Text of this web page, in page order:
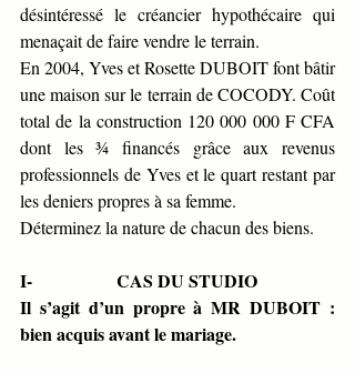
désintéressé le créancier hypothécaire qui
menaçait de faire vendre le terrain.
En 2004, Yves et Rosette DUBOIT font bâtir
une maison sur le terrain de COCODY. Coût
total de la construction 120 000 000 F CFA
dont les ¾ financés grâce aux revenus
professionnels de Yves et le quart restant par
les deniers propres à sa femme.
Déterminez la nature de chacun des biens.
I-                   CAS DU STUDIO
Il s’agit d’un propre à MR DUBOIT :
bien acquis avant le mariage.